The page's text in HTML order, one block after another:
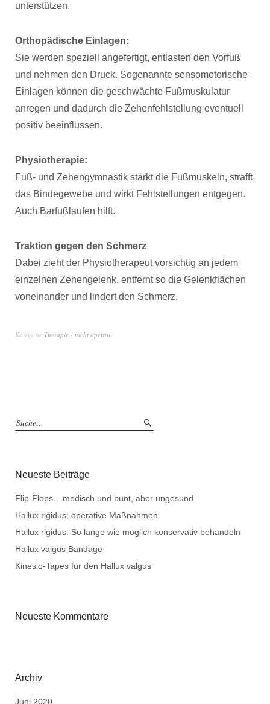
unterstützen.
Orthopädische Einlagen:
Sie werden speziell angefertigt, entlasten den Vorfuß
und nehmen den Druck. Sogenannte sensomotorische
Einlagen können die geschwächte Fußmuskulatur
anregen und dadurch die Zehenfehlstellung eventuell
positiv beeinflussen.
Physiotherapie:
Fuß- und Zehengymnastik stärkt die Fußmuskeln, strafft
das Bindegewebe und wirkt Fehlstellungen entgegen.
Auch Barfußlaufen hilft.
Traktion gegen den Schmerz
Dabei zieht der Physiotherapeut vorsichtig an jedem
einzelnen Zehengelenk, entfernt so die Gelenkflächen
voneinander und lindert den Schmerz.
Kategorie Therapie - nicht operativ
Neueste Beiträge
Flip-Flops – modisch und bunt, aber ungesund
Hallux rigidus: operative Maßnahmen
Hallux rigidus: So lange wie möglich konservativ behandeln
Hallux valgus Bandage
Kinesio-Tapes für den Hallux valgus
Neueste Kommentare
Archiv
Juni 2020